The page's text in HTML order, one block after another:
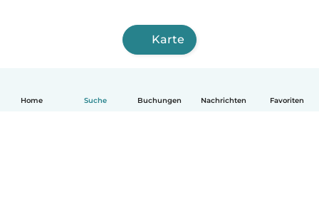
Home Suche Buchungen Nachrichten Favoriten
Karte